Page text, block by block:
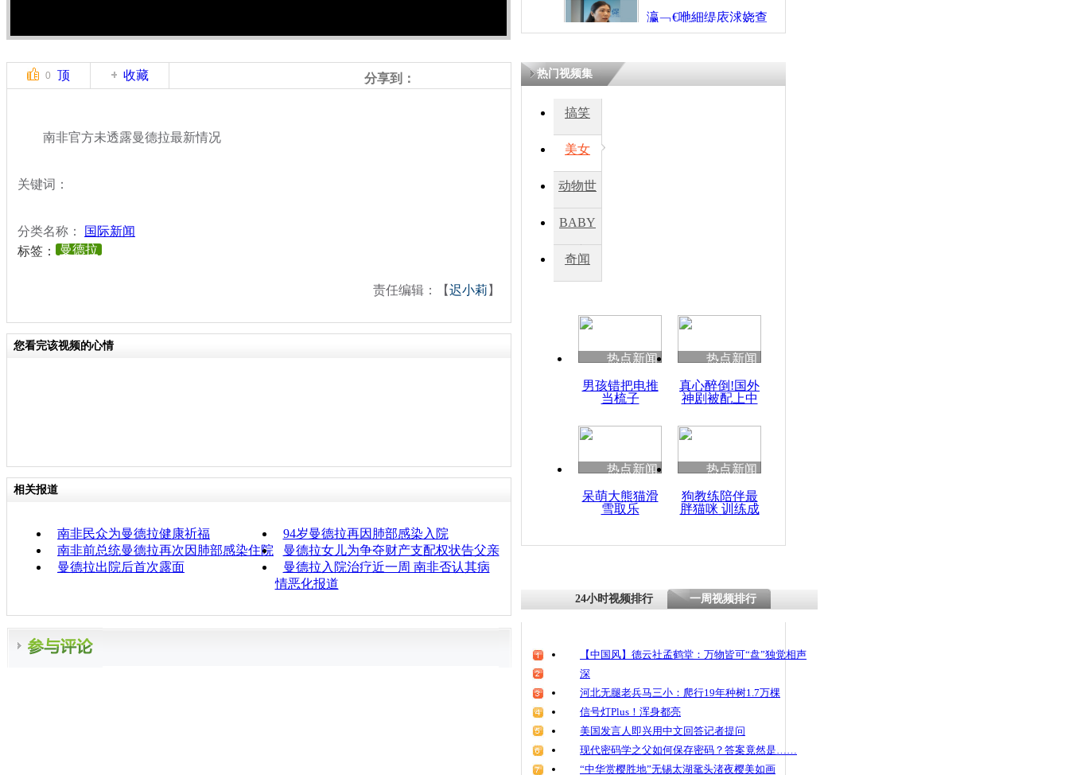
瀛﹁€咃細缇庡浗娆查
€间笢鍗椾簹涓庝腑鍥
瘑灞€
0 顶 收藏 分享到：
南非官方未透露曼德拉最新情况
关键词：
分类名称：
国际新闻
标签：
曼德拉
责任编辑：【迟小莉 】
您看完该视频的心情
相关报道
南非民众为曼德拉健康祈福
94岁曼德拉再因肺部感染入院
南非前总统曼德拉再次因肺部感染住院
曼德拉女儿为争夺财产支配权状告父亲
曼德拉出院后首次露面
曼德拉入院治疗近一周 南非否认其病
情恶化报道
热门视频集
搞笑
美女
动物世
BABY
秀
奇闻
热点新闻
男孩错把电推
当梳子
热点新闻
真心醉倒!国外
神剧被配上中
热点新闻
呆萌大熊猫滑
雪取乐
热点新闻
狗教练陪伴最
胖猫咪 训练成
24小时视频排行 一周视频排行
【中国风】德云社孟鹤堂：万物皆可“盘”独觉相声
深
河北无腿老兵马三小：爬行19年种树1.7万棵
信号灯Plus！浑身都亮
美国发言人即兴用中文回答记者提问
现代密码学之父如何保存密码？答案竟然是……
“中华赏樱胜地”无锡太湖鼋头渚夜樱美如画